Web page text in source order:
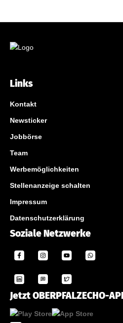
Links
Kontakt
Newsticker
Jobbörse
Team
Werbemöglichkeiten
Stellenanzeige schalten
Impressum
Datenschutzerklärung
Soziale Netzwerke
Jetzt OBERPFALZECHO-